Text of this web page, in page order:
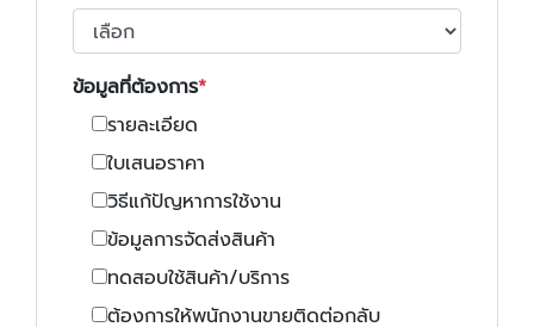
ข้อมูลที่ต้องการ
รายละเอียด
ใบเสนอราคา
วิธีแก้ปัญหาการใช้งาน
ข้อมูลการจัดส่งสินค้า
ทดสอบใช้สินค้า/บริการ
ต้องการให้พนักงานขายติดต่อกลับ